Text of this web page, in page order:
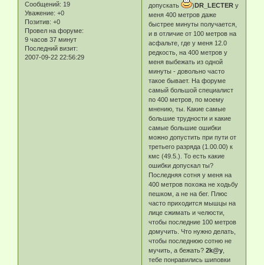
Сообщений: 19
Уважение: +0
Позитив: +0
Провел на форуме:
9 часов 37 минут
Последний визит:
2007-09-22 22:56:29
допускать
)DR_LECTER у
меня 400 метров даже
быстрее минуты получается,
и в отличие от 100 метров на
асфальте, где у меня 12.0
редкость, на 400 метров у
меня выбежать из одной
минуты - довольно часто
такое бывает. На форуме
самый большой специалист
по 400 метров, по моему
мнению, ты. Какие самые
большие трудности и какие
самые большие ошибки
можно допустить при пути от
третьего разряда (1.00.00) к
кмс (49.5.). То есть какие
ошибки допускал ты?
Последняя сотня у меня на
400 метров похожа не ходьбу
пешком, а не на бег. Плюс
часто приходится мышцы на
лице сжимать и челюсти,
чтобы последние 100 метров
домучить. Что нужно делать,
чтобы последнюю сотню не
мучить, а бежать?2k@y
тебе понравились шиповки